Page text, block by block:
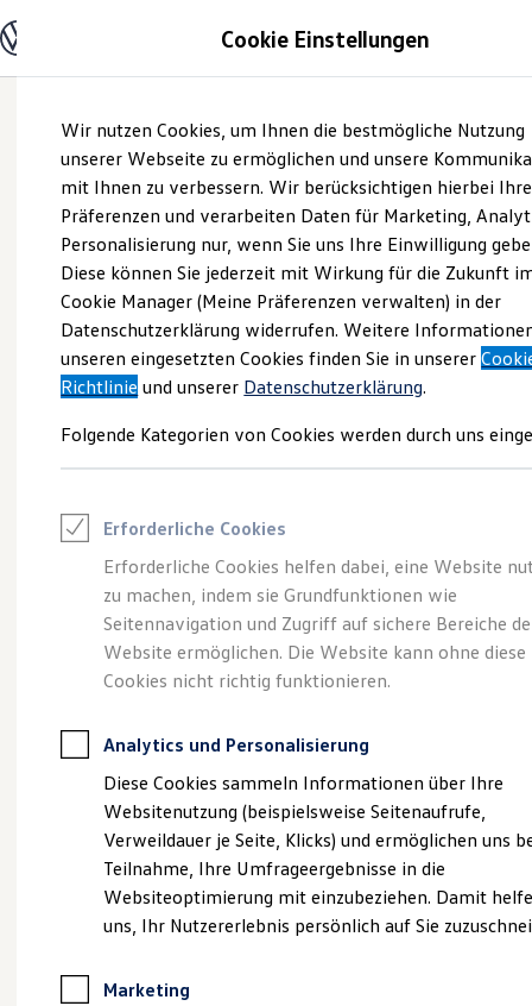
Hauptinhalt
springen
Footer
springen
Modelle und Konfigurator
Modelle vergleichen
Elektroautos
ENERGY Sondermodelle
Nutzfahrzeuge
SUV und CUV
Familienautos
Kombis
Kompaktwagen
Sportwagen
Schnell verfügbare Fahrzeuge
Angebote und Produkte
Aktuelle Angebote
E-Auto-Förderung
Volkswagen Marktplatz
Junge Gebrauchtwagen und Gebrauchtwagen
Saisonangebote
Leasing
Leasing-Angebote
Gebrauchtwagen Leasing
Junge Gebrauchtwagen-Leasing
Elektroauto Leasing
Kleinwagen-Leasing
Leasing ohne Anzahlung
Autokredit mit Schlussrate
Versicherungen und Garantien
Kfz-Versicherung
Restschuldversicherungen
Garantien
Wartungsverträge
Geschäftskunden
Professional Class bei Volkswagen
Großkunden
Behörden
Anpfiff zum Gewinn
Eleganzschön
großartig. Der Passat.
Cookie Einstellungen
Wir nutzen Cookies, um Ihnen die bestmögliche Nutzung
unserer Webseite zu ermöglichen und unsere
mit Ihnen zu verbessern. Wir berücksichtigen hierbei Ihre
Präferenzen und verarbeiten Daten für Marketing,
Personalisierung nur, wenn Sie uns Ihre Einwilligung
Diese können Sie jederzeit mit Wirkung für die Zukunft
Cookie Manager (Meine Präferenzen verwalten) in der
Datenschutzerklärung widerrufen. Weitere
unseren eingesetzten Cookies finden Sie in unserer
Richtlinie und unserer Datenschutzerklärung.
Folgende Kategorien von Cookies werden durch uns
Erforderliche Cookies
Erforderliche Cookies helfen dabei, eine Website
zu machen, indem sie Grundfunktionen wie
Seitennavigation und Zugriff auf sichere Bereiche
Website ermöglichen. Die Website kann ohne diese
Cookies nicht richtig funktionieren.
Analytics und Personalisierung
Diese Cookies sammeln Informationen über Ihre
Websitenutzung (beispielsweise Seitenaufrufe,
Verweildauer je Seite, Klicks) und ermöglichen uns
Teilnahme, Ihre Umfrageergebnisse in die
Websiteoptimierung mit einzubeziehen. Damit
uns, Ihr Nutzererlebnis persönlich auf Sie
Marketing